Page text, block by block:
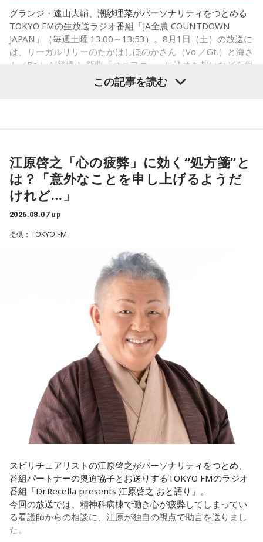
潮：「コニファー」はテレビアニメ「これ描いて死ね」のエ
ンディングテーマとなっています。
遠山：テレビアニメの楽曲を手がけるのは初めてじゃないよ
した作品なんですけど、まずは原作を読みました。それで、0
から1にするときに、心のなかで薪をくべて火種を燃やしてい
く。そして、風が吹いてめちゃめちゃ燃えていくみたいな。
そういったものを絶やさずに「自分だけでやっていくぞ！」
みたいな気持ちと、私がお家で音楽を作っているとき
で、今回はアニメのエンディングテーマとして曲を書かせて
もらったんですけど、結構パーソナルな部分が出た作品にな
遠山：自分自身の内面をすごく辿って探っている曲ですよ
ほのか：はい。私は「自分自身を分かってみたい」という気
持ちで作品を作っていて、もしかしたら皆さんも何かを作る
ときって、自分自身を分かってみたいから作るんじゃないか
なと思って、そういう曲を作りました。
遠山：海ちゃんはどうですか？
海：アニメでは、マンガ大好きな女の子が、同人誌とかを売
るようなイベントに行って「自分でも描けるんだ！」と思っ
て、そこから自分で描き始めるんですけど、それが私自身の
「あ、自分もバンドできるんだ」みたいな、そういうときの
ワクワク感のようなものが、いろんな不安や葛藤を飛び越え
ちゃうみたいな、そういうバイタリティのある曲だなと思い
ます。歌詞は自分と向き合っている部分も結構あるんですけ
ど、音像がかなり爽やかなので、そういうものを飛び越えて
グランジ・遠山大輔、潮紗理菜がパーソナリティをつとめる
TOKYO FMの生放送ラジオ番組「JA全農 COUNTDOWN
JAPAN」（毎週土曜 13:00～13:53）。8月1日（土）の放送に
は、リーガルリリーのたかはしほのかさん（Vo.／Gt.）と海さ
ん（Ba.）が登場！ 新曲「コニファー」に込めた想いなどを伺
◆“真逆な作り方”で楽曲制作
リーガルリリーは高校在学時から注目を集め、国内大型ロッ
た世界最大級の音楽フェスティバル「SXSW（サウス・バイ・
サウスウエスト）」の出演や中国ツアーの開催など、海外で
のライブも経験。そのほか、2019年公開の映画「惡の華」で
は主題歌と劇中歌を担当し、今年4月から放送されたテレビド
ラマ版「惡の華」では、たかはしほのかさんが劇伴を担当。
そして、今秋には初のアジアツアーの開催が決定していま
遠山：僕は「惡の華」が好きで、（テレビドラマ版ではW主
演の）あのちゃんと鈴木福くんがめちゃくちゃ素晴らしかっ
たですけど、そういうドラマの音楽って、どう作っていく
ほのか：私も今回初めて関わらせてもらったんですけど、今
まで作ってきたライブでやる曲やバンドでやる曲の作り方と
は全然違って……ドラマの映像にいかに没頭させるかが重要と
いうか。リーガルリリーでは、音楽を聴いてほしくて作って
いるんですけれど、ドラマの音楽は、映像を観てもらわない
といけないので、逆に聴いてもらったらダメなんですよ。だ
から、音楽を通して真逆な作り方を体験できて、めちゃめち
ゃ面白かったです。
この記事を読む
江原啓之「心の疲弊」に効く“処方箋”と
は？「意外なことを申し上げるようだ
けれど…」
2026.08.07 up
提供：TOKYO FM
スピリチュアリストの江原啓之がパーソナリティをつとめ、
番組パートナーの奥迫協子とお送りするTOKYO FMのラジオ
番組「Dr.Recella presents 江原啓之 おと語り」。
今回の放送では、精神科病棟で働き心が疲弊してしまってい
る看護師からの相談に、江原が独自の視点で助言を送りまし
た。